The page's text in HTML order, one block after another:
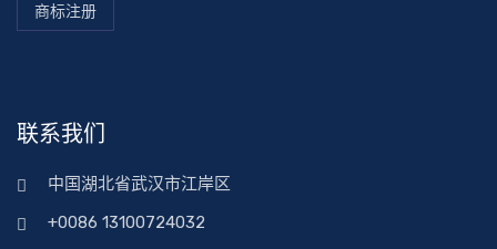
商标注册
联系我们
中国湖北省武汉市江岸区
+0086 13100724032